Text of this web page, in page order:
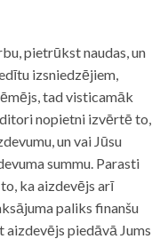
pietrūkst naudas, un
izsniedzējiem,
tad visticamāk
nopietni izvērtē to,
un vai Jūsu
summu. Parasti
ka aizdevējs arī
paliks finanšu
piedāvā Jums